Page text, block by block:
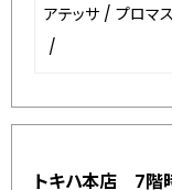
アテッサ / プロマ
/
トキハ本店 7階